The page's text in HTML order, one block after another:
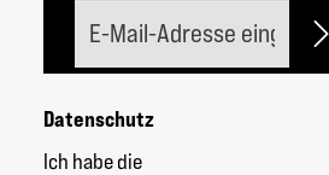
Datenschutz
Ich habe die